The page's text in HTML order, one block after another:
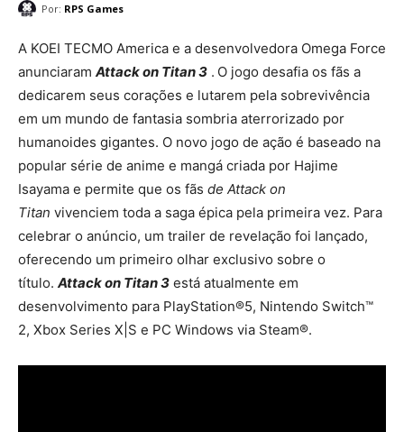
Por: RPS Games
A KOEI TECMO America e a desenvolvedora Omega Force
anunciaram Attack on Titan 3 . O jogo desafia os fãs a
dedicarem seus corações e lutarem pela sobrevivência
em um mundo de fantasia sombria aterrorizado por
humanoides gigantes. O novo jogo de ação é baseado na
popular série de anime e mangá criada por Hajime
Isayama e permite que os fãs de Attack on
Titan vivenciem toda a saga épica pela primeira vez. Para
celebrar o anúncio, um trailer de revelação foi lançado,
oferecendo um primeiro olhar exclusivo sobre o
título. Attack on Titan 3 está atualmente em
desenvolvimento para PlayStation®5, Nintendo Switch™
2, Xbox Series X|S e PC Windows via Steam®.